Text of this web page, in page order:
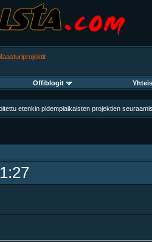
Offiblogit
etenkin pidempiaikaisten projektien